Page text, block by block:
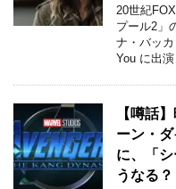
20世紀
プール2」
ナ・バッ
You に出
【噂話
ーン・
に、「
うなる？